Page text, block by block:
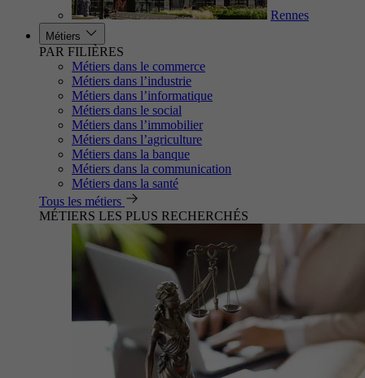
Rennes
Métiers
PAR FILIÈRES
Métiers dans le commerce
Métiers dans l’industrie
Métiers dans l’informatique
Métiers dans le social
Métiers dans l’immobilier
Métiers dans l’agriculture
Métiers dans la banque
Métiers dans la communication
Métiers dans la santé
Tous les métiers
MÉTIERS LES PLUS RECHERCHÉS